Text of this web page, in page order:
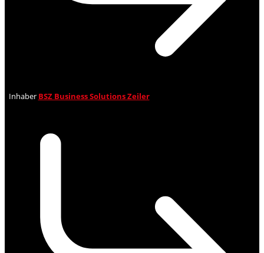
Inhaber BSZ Business Solutions Zeiler